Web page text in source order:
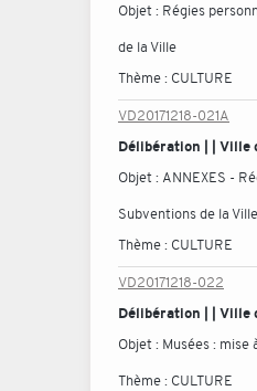
Objet : Régies
de la Ville
Thème : CULTURE
VD20171218-021A
Délibération | | Ville
Objet : ANNEXES -
Subventions de la Ville
Thème : CULTURE
VD20171218-022
Délibération | | Ville
Objet : Musées :
Thème : CULTURE